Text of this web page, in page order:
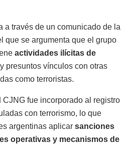
a través de un comunicado de la
que se argumenta que el grupo
actividades ilícitas de
y presuntos vínculos con otras
como terroristas.
fue incorporado al registro
con terrorismo, lo que
argentinas aplicar sanciones
operativas y mecanismos de